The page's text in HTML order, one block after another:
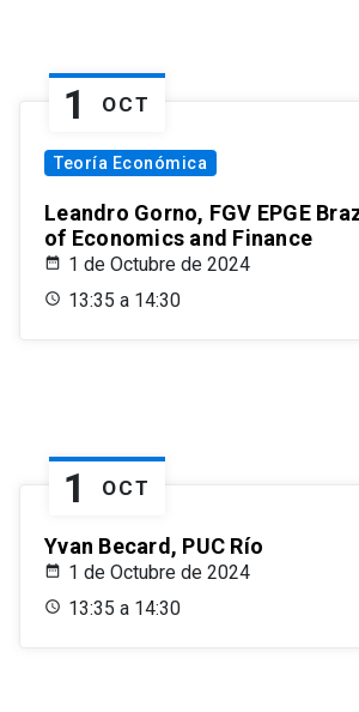
1 OCT
Teoría Económica
Leandro Gorno, FGV EPGE
of Economics and Finance
1 de Octubre de 2024
13:35 a 14:30
1 OCT
Yvan Becard, PUC Río
1 de Octubre de 2024
13:35 a 14:30